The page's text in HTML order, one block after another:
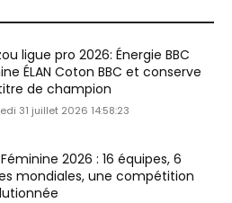
ligue pro 2026: Énergie BBC
ÉLAN Coton BBC et conserve
de champion
31 juillet 2026 14:58:23
2026 : 16 équipes, 6
mondiales, une compétition